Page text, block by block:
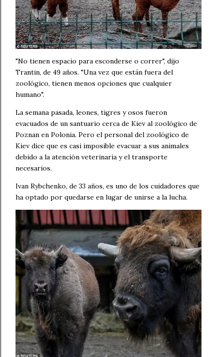
"No tienen espacio para esconderse o correr", dijo
Trantin, de 49 años. "Una vez que están fuera del
zoológico, tienen menos opciones que cualquier
humano".
La semana pasada, leones, tigres y osos fueron
evacuados de un santuario cerca de Kiev al zoológico de
Poznan en Polonia. Pero el personal del zoológico de
Kiev dice que es casi imposible evacuar a sus animales
debido a la atención veterinaria y el transporte
necesarios.
Ivan Rybchenko, de 33 años, es uno de los cuidadores que
ha optado por quedarse en lugar de unirse a la lucha.